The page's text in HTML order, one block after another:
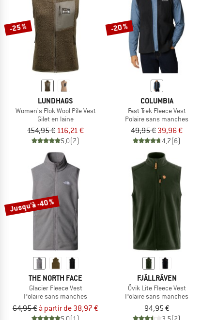
-25 %
LUNDHAGS
Women's Flok Wool Pile Vest
Gilet en laine
154,95 € 116,21 €
5,0(7)
-20 %
COLUMBIA
Fast Trek Fleece Vest
Polaire sans manches
49,95 € 39,96 €
4,7(6)
Jusqu'à -40 %
THE NORTH FACE
Glacier Fleece Vest
Polaire sans manches
64,95 € à partir de 38,97 €
FJÄLLRÄVEN
Övik Lite Fleece Vest
Polaire sans manches
94,95 €